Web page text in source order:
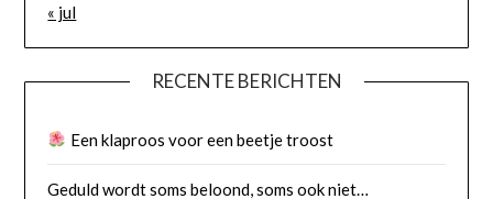
« jul
RECENTE BERICHTEN
Een klaproos voor een beetje troost
Geduld wordt soms beloond, soms ook niet…